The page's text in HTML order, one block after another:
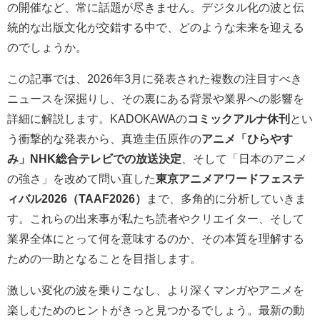
の開催など、常に話題が尽きません。デジタル化の波と伝
統的な出版文化が交錯する中で、どのような未来を迎える
のでしょうか。
この記事では、2026年3月に発表された複数の注目すべき
ニュースを深掘りし、その裏にある背景や業界への影響を
詳細に解説します。KADOKAWAのコミックアルナ休刊 とい
う衝撃的な発表から、真造圭伍原作のアニメ「ひらやす
み」NHK総合テレビでの放送決定 、そして「日本のアニメ
の強さ」を改めて問い直した東京アニメアワードフェステ
ィバル2026（TAAF2026）
まで、多角的に分析していきま
す。これらの出来事が私たち読者やクリエイター、そして
業界全体にとって何を意味するのか、その本質を理解する
ための一助となることを目指します。
激しい変化の波を乗りこなし、より深くマンガやアニメを
楽しむためのヒントがきっと見つかるでしょう。最新の動